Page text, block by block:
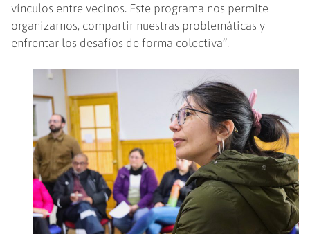
vínculos entre vecinos. Este programa nos permite
organizarnos, compartir nuestras problemáticas y
enfrentar los desafíos de forma colectiva”.